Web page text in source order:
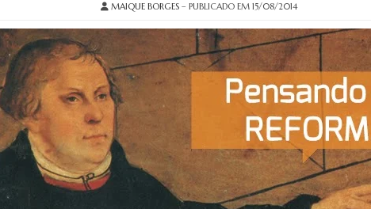
MAIQUE BORGES – PUBLICADO EM 15/08/2014